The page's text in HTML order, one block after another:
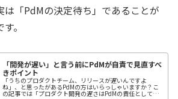
は「PdMの決定待ち」であることが
。
「開発が遅い」と言う前にPdMが自責で見直すべ
きポイント
「うちのプロダクトチーム、リリースが遅いんですよ
ね」、と思ったがあるPdMの方はいらっしゃいますか？こ
の記事では「プロダクト開発の遅さはPdMの責任として考